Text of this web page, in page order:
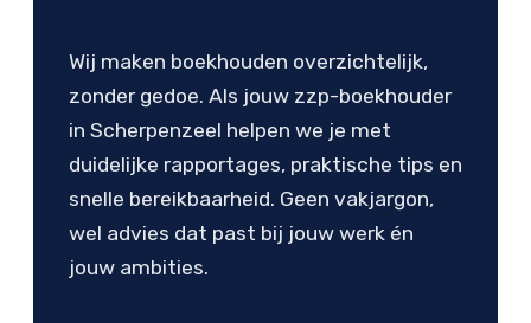
Wij maken boekhouden overzichtelijk,
zonder gedoe. Als jouw zzp-boekhouder
in Scherpenzeel helpen we je met
duidelijke rapportages, praktische tips en
snelle bereikbaarheid. Geen vakjargon,
wel advies dat past bij jouw werk én
jouw ambities.